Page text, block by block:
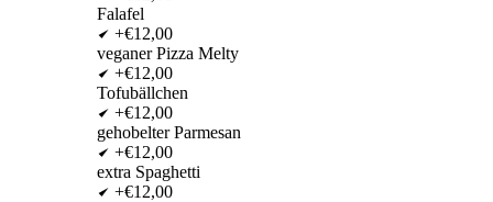
Falafel
+€12,00
veganer Pizza Melty
+€12,00
Tofubällchen
+€12,00
gehobelter Parmesan
+€12,00
extra Spaghetti
+€12,00